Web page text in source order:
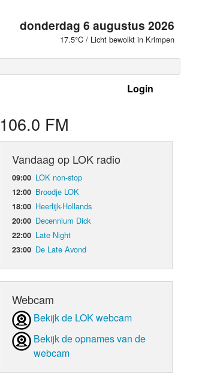
donderdag 6 augustus 2026
17.5°C / Licht bewolkt in Krimpen
Login
106.0 FM
Vandaag op LOK radio
09:00 LOK non-stop
12:00 Broodje LOK
18:00 Heerlijk-Hollands
20:00 Decennium Dick
22:00 Late Night
23:00 De Late Avond
Webcam
Bekijk de LOK webcam
Bekijk de opnames van de
webcam